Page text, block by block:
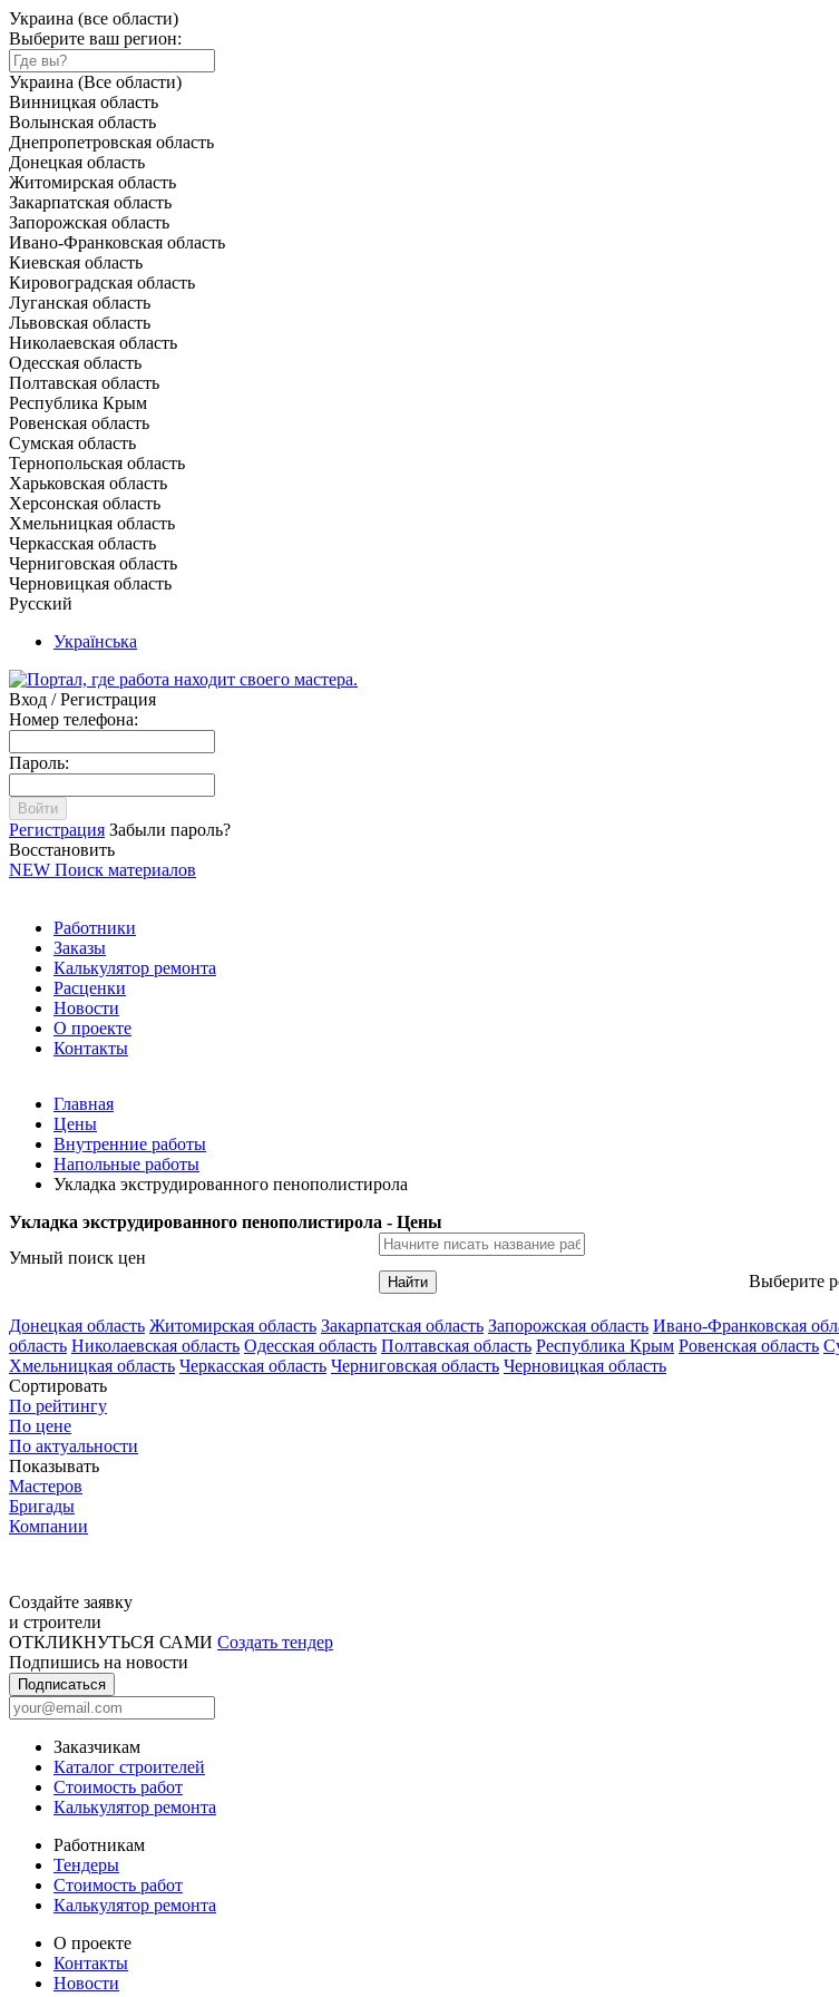
Украина (все области)
Выберите ваш регион:
Украина (Все области)
Винницкая область
Волынская область
Днепропетровская область
Донецкая область
Житомирская область
Закарпатская область
Запорожская область
Ивано-Франковская область
Киевская область
Кировоградская область
Луганская область
Львовская область
Николаевская область
Одесская область
Полтавская область
Республика Крым
Ровенская область
Сумская область
Тернопольская область
Харьковская область
Херсонская область
Хмельницкая область
Черкасская область
Черниговская область
Черновицкая область
Русский
Українська
Вход / Регистрация
Номер телефона:
Пароль:
Войти
Регистрация Забыли пароль?
Восстановить
NEW Поиск материалов
Работники
Заказы
Калькулятор ремонта
Расценки
Новости
О проекте
Контакты
Главная
Цены
Внутренние работы
Напольные работы
Укладка экструдированного пенополистирола
Укладка экструдированного пенополистирола - Цены
Умный поиск цен
Найти Выберите
Донецкая область Житомирская область Закарпатская область Запорожская область Ивано-Франковская
область Николаевская область Одесская область Полтавская область Республика Крым Ровенская область
Хмельницкая область Черкасская область Черниговская область Черновицкая область
Сортировать
По рейтингу
По цене
По актуальности
Показывать
Мастеров
Бригады
Компании
Создайте заявку
и строители
ОТКЛИКНУТЬСЯ САМИ Создать тендер
Подпишись на новости
Подписаться
Заказчикам
Каталог строителей
Стоимость работ
Калькулятор ремонта
Работникам
Тендеры
Стоимость работ
Калькулятор ремонта
О проекте
Контакты
Новости